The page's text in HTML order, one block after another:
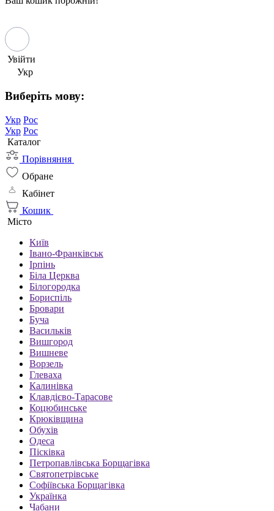
Увійти
Укр
Виберіть мову:
Укр Рос
Укр Рос
Каталог
Порівняння
Обране
Кабінет
Кошик
Місто
Київ
Івано-Франківськ
Ірпінь
Біла Церква
Білогородка
Бориспіль
Бровари
Буча
Васильків
Вишгород
Вишневе
Ворзель
Глеваха
Калинівка
Клавдієво-Тарасове
Коцюбинське
Крюківщина
Обухів
Одеса
Пісківка
Петропавлівська Борщагівка
Святопетрівське
Софіївська Борщагівка
Українка
Чабани